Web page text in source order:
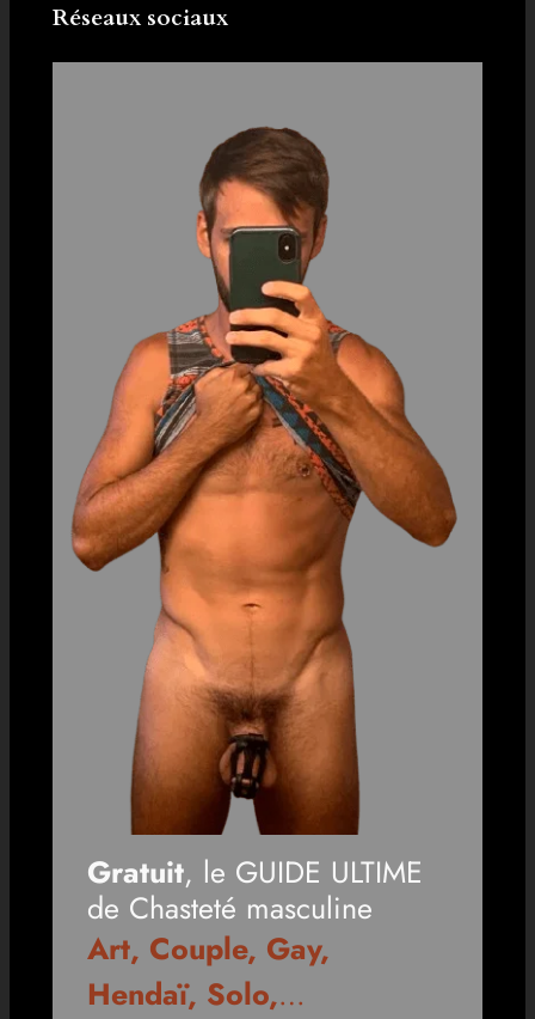
Réseaux sociaux
Gratuit, le GUIDE ULTIME
de Chasteté masculine
Art, Couple, Gay,
Hendaï, Solo,…